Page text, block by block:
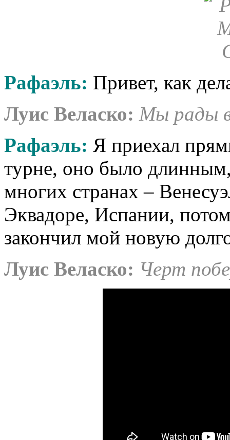
Рафаэль: Привет, как
Луис Веласко: Мы рады
Рафаэль: Я приехал
турне, оно было
многих странах –
Эквадоре, Испании,
закончил мой новую
Луис Веласко: Черт